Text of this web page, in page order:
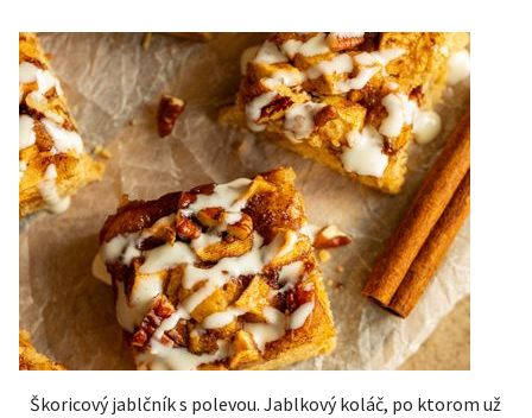
Škoricový jablčník s polevou. Jablkový koláč, po ktorom už